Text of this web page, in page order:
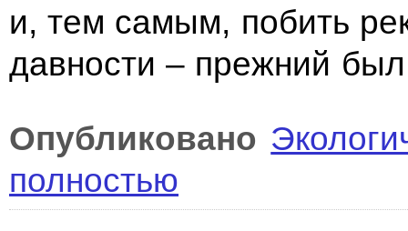
и, тем самым, побить
давности – прежний
Опубликовано
полностью